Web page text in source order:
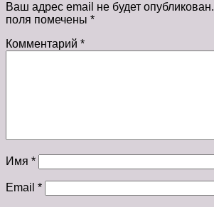
Ваш адрес email не будет опубликован.
поля помечены *
Комментарий *
Имя *
Email *